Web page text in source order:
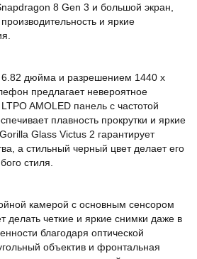
8 Gen 3 и большой экран,
и яркие
дюйма и разрешением 1440 x
предлагает невероятное
AMOLED панель с частотой
плавность прокрутки и яркие
Glass Victus 2 гарантирует
а стильный черный цвет делает его
стиля.
камерой с основным сенсором
делать четкие и яркие снимки даже в
благодаря оптической
объектив и фронтальная